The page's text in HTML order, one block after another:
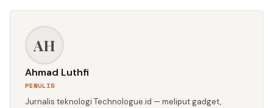
AH
Ahmad Luthfi
PENULIS
Jurnalis teknologi Technologue.id — meliput gadget,